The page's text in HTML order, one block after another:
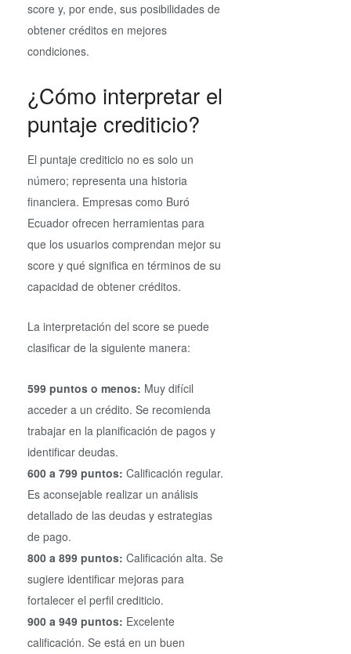
score y, por ende, sus posibilidades de
obtener créditos en mejores
condiciones.
¿Cómo interpretar el
puntaje crediticio?
El puntaje crediticio no es solo un
número; representa una historia
financiera. Empresas como Buró
Ecuador ofrecen herramientas para
que los usuarios comprendan mejor su
score y qué significa en términos de su
capacidad de obtener créditos.
La interpretación del score se puede
clasificar de la siguiente manera:
599 puntos o menos: Muy difícil
acceder a un crédito. Se recomienda
trabajar en la planificación de pagos y
identificar deudas.
600 a 799 puntos: Calificación regular.
Es aconsejable realizar un análisis
detallado de las deudas y estrategias
de pago.
800 a 899 puntos: Calificación alta. Se
sugiere identificar mejoras para
fortalecer el perfil crediticio.
900 a 949 puntos: Excelente
calificación. Se está en un buen